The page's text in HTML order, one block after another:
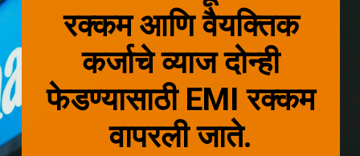
रक्कम आणि वैयक्तिक
कर्जाचे व्याज दोन्ही
फेडण्यासाठी EMI रक्कम
वापरली जाते.